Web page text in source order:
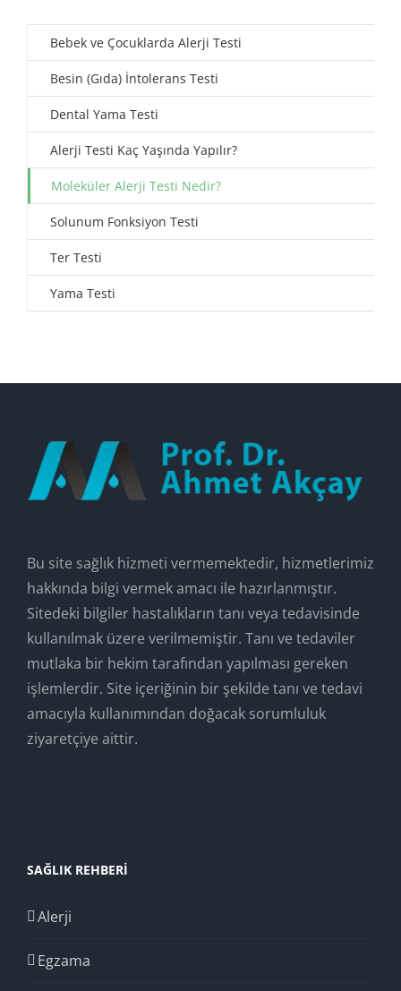
Bebek ve Çocuklarda Alerji Testi
Besin (Gıda) İntolerans Testi
Dental Yama Testi
Alerji Testi Kaç Yaşında Yapılır?
Moleküler Alerji Testi Nedir?
Solunum Fonksiyon Testi
Ter Testi
Yama Testi
Bu site sağlık hizmeti vermemektedir, hizmetlerimiz
hakkında bilgi vermek amacı ile hazırlanmıştır.
Sitedeki bilgiler hastalıkların tanı veya tedavisinde
kullanılmak üzere verilmemiştir. Tanı ve tedaviler
mutlaka bir hekim tarafından yapılması gereken
işlemlerdir. Site içeriğinin bir şekilde tanı ve tedavi
amacıyla kullanımından doğacak sorumluluk
ziyaretçiye aittir.
SAĞLIK REHBERI
Alerji
Egzama